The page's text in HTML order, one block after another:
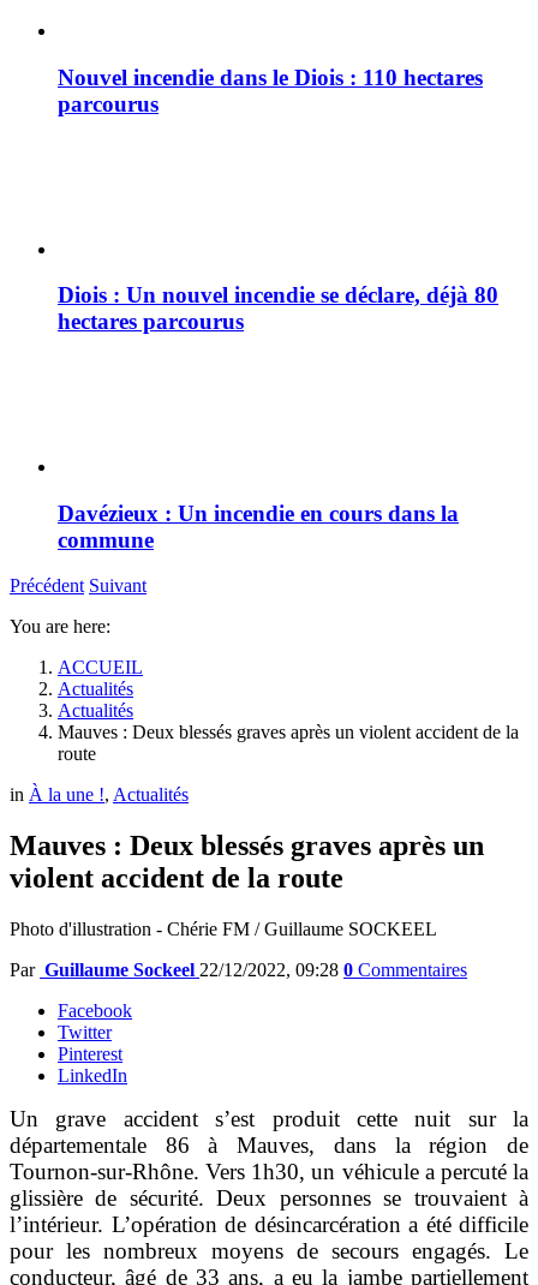
Nouvel incendie dans le Diois : 110 hectares
parcourus
Diois : Un nouvel incendie se déclare, déjà 80
hectares parcourus
Davézieux : Un incendie en cours dans la
commune
Précédent Suivant
You are here:
ACCUEIL
Actualités
Actualités
Mauves : Deux blessés graves après un violent accident de la
route
in À la une !, Actualités
Mauves : Deux blessés graves après un
violent accident de la route
Photo d'illustration - Chérie FM / Guillaume SOCKEEL
Par Guillaume Sockeel 22/12/2022, 09:28 0 Commentaires
Facebook
Twitter
Pinterest
LinkedIn
Un grave accident s’est produit cette nuit sur la
départementale 86 à Mauves, dans la région de
Tournon-sur-Rhône. Vers 1h30, un véhicule a percuté la
glissière de sécurité. Deux personnes se trouvaient à
l’intérieur. L’opération de désincarcération a été difficile
pour les nombreux moyens de secours engagés. Le
conducteur, âgé de 33 ans, a eu la jambe partiellement